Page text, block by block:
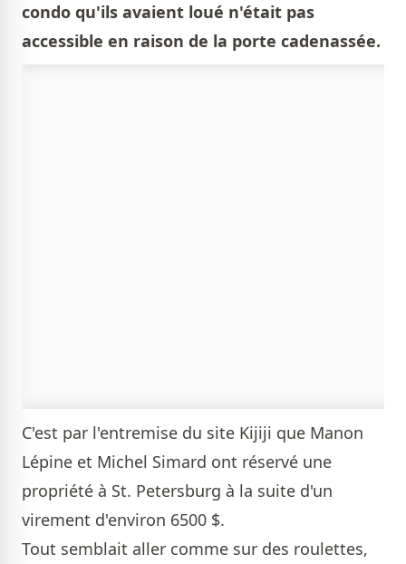
condo qu'ils avaient loué n'était pas
accessible en raison de la porte cadenassée.
C'est par l'entremise du site Kijiji que Manon
Lépine et Michel Simard ont réservé une
propriété à St. Petersburg à la suite d'un
virement d'environ 6500 $.
Tout semblait aller comme sur des roulettes,